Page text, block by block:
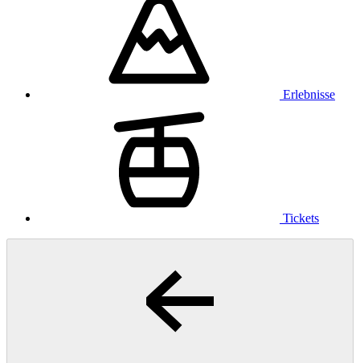
Erlebnisse
Tickets